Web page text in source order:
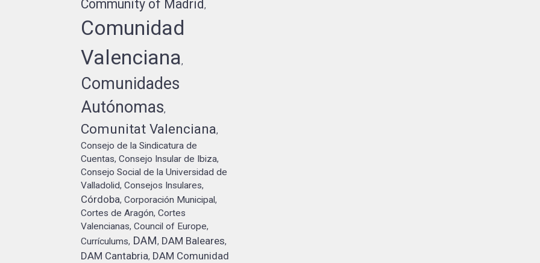
Community of Madrid,
Comunidad
Valenciana,
Comunidades
Autónomas,
Comunitat Valenciana,
Consejo de la Sindicatura de
Cuentas,Consejo Insular de Ibiza,
Consejo Social de la Universidad de
Valladolid,Consejos Insulares,
Córdoba,Corporación Municipal,
Cortes de Aragón,Cortes
Valencianas,Council of Europe,
Currículums, DAM, DAM Baleares,
DAM Cantabria, DAM Comunidad